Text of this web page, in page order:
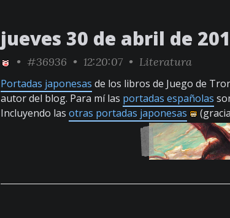
jueves 30 de abril de
• #36936 • 12:20:07 • Literatura
Portadas japonesas de los libros de Juego de
autor del blog. Para mí las portadas españolas
Incluyendo las otras portadas japonesas